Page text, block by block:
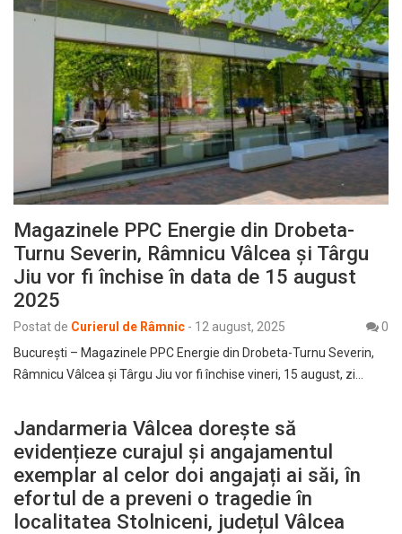
Magazinele PPC Energie din Drobeta-
Turnu Severin, Râmnicu Vâlcea și Târgu
Jiu vor fi închise în data de 15 august
2025
Postat de Curierul de Râmnic - 12 august, 2025
0
București – Magazinele PPC Energie din Drobeta-Turnu Severin,
Râmnicu Vâlcea și Târgu Jiu vor fi închise vineri, 15 august, zi…
Jandarmeria Vâlcea dorește să
evidențieze curajul și angajamentul
exemplar al celor doi angajați ai săi, în
efortul de a preveni o tragedie în
localitatea Stolniceni, județul Vâlcea